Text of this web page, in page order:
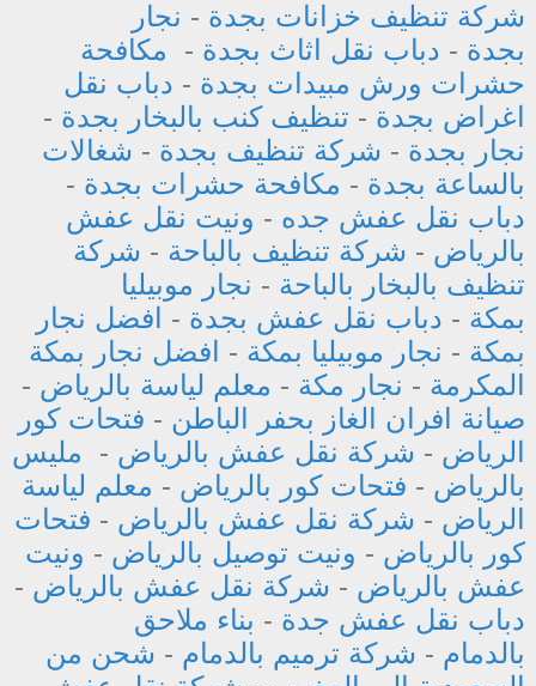
شركة تنظيف خزانات بجدة - نجار
بجدة - دباب نقل اثاث بجدة - مكافحة
حشرات ورش مبيدات بجدة - دباب نقل
اغراض بجدة - تنظيف كنب بالبخار بجدة -
نجار بجدة - شركة تنظيف بجدة - شغالات
بالساعة بجدة - مكافحة حشرات بجدة -
دباب نقل عفش جده - ونيت نقل عفش
بالرياض - شركة تنظيف بالباحة - شركة
تنظيف بالبخار بالباحة - نجار موبيليا
بمكة - دباب نقل عفش بجدة - افضل نجار
بمكة - نجار موبيليا بمكة - افضل نجار بمكة
المكرمة - نجار مكة - معلم لياسة بالرياض -
صيانة افران الغاز بحفر الباطن - فتحات كور
الرياض - شركة نقل عفش بالرياض - مليس
بالرياض - فتحات كور بالرياض - معلم لياسة
الرياض - شركة نقل عفش بالرياض - فتحات
كور بالرياض - ونيت توصيل بالرياض - ونيت
عفش بالرياض - شركة نقل عفش بالرياض -
دباب نقل عفش جدة - بناء ملاحق
بالدمام - شركة ترميم بالدمام - شحن من